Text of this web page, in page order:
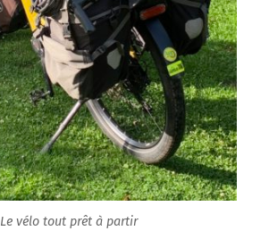
Le vélo tout prêt à partir